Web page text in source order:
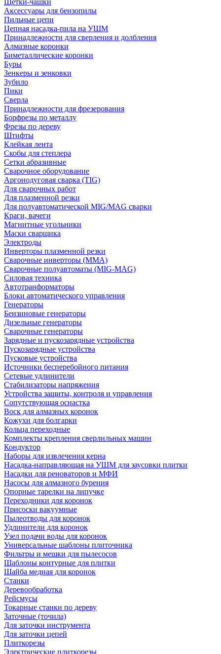
Щетки-чашки
Аксессуары для бензопилы
Пильные цепи
Цепная насадка-пила на УШМ
Принадлежности для сверления и долбления
Алмазные коронки
Биметаллические коронки
Буры
Зенкеры и зенковки
Зубило
Пики
Сверла
Принадлежности для фрезерования
Борфрезы по металлу
Фрезы по дереву
Штифты
Клейкая лента
Скобы для степлера
Сетки абразивные
Сварочное оборудование
Аргонодуговая сварка (TIG)
Для сварочных работ
Для плазменной резки
Для полуавтоматической MIG/MAG сварки
Краги, вачеги
Магнитные угольники
Маски сварщика
Электроды
Инверторы плазменной резки
Сварочные инверторы (MMA)
Сварочные полуавтоматы (MIG-MAG)
Силовая техника
Автотранформаторы
Блоки автоматического управления
Генераторы
Бензиновые генераторы
Дизельные генераторы
Сварочные генераторы
Зарядные и пускозарядные устройства
Пускозарядные устройства
Пусковые устройства
Источники бесперебойного питания
Сетевые удлинители
Стабилизаторы напряжения
Устройства защиты, контроля и управления
Сопутствующая оснастка
Воск для алмазных коронок
Кожухи для болгарки
Кольца переходные
Комплекты крепления сверлильных машин
Кондуктор
Наборы для извлечения керна
Насадка-направляющая на УШМ для заусовки плитки
Насадки для реноваторов и МФИ
Насосы для алмазного бурения
Опорные тарелки на липучке
Переходники для коронок
Присоски вакуумные
Пылеотводы для коронок
Удлинители для коронок
Узел подачи воды для коронок
Универсальные шаблоны плиточника
Фильтры и мешки для пылесосов
Шаблоны контурные для плитки
Шайба медная для коронок
Станки
Деревообработка
Рейсмусы
Токарные станки по дереву
Заточные (точила)
Для заточки инструмента
Для заточки цепей
Плиткорезы
Электрические плиткорезы